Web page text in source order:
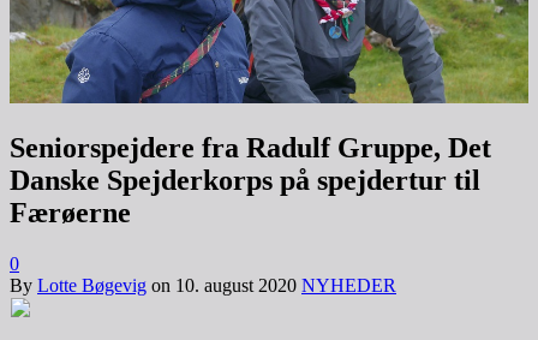
Seniorspejdere fra Radulf Gruppe, Det
Danske Spejderkorps på spejdertur til
Færøerne
0
By Lotte Bøgevig on 10. august 2020 NYHEDER